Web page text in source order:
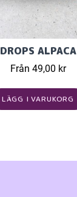
DROPS ALPACA
Från 49,00 kr
LÄGG I VARUKORG